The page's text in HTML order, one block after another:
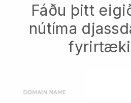
Fáðu þitt
nútíma